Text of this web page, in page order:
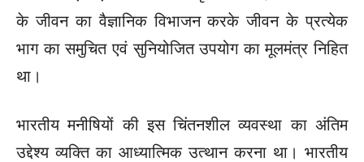
के जीवन का वैज्ञानिक विभाजन करके जीवन के प्रत्येक
भाग का समुचित एवं सुनियोजित उपयोग का मूलमंत्र निहित
था।
भारतीय मनीषियों की इस चिंतनशील व्यवस्था का अंतिम
उद्देश्य व्यक्ति का आध्यात्मिक उत्थान करना था। भारतीय